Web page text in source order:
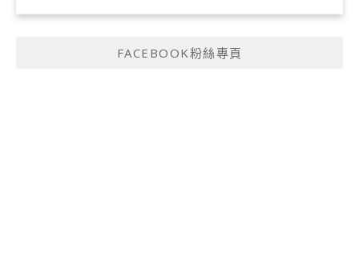
FACEBOOK粉絲專頁